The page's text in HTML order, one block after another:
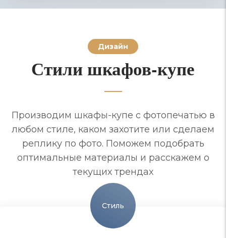
Дизайн
Стили шкафов-купе
Производим шкафы-купе с фотопечатью в
любом стиле, каком захотите или сделаем
реплику по фото. Поможем подобрать
оптимальные материалы и расскажем о
текущих трендах
Стиль